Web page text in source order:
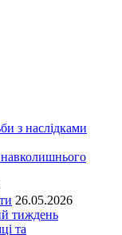
з наслідками
навколишнього
26.05.2026
тиждень
та